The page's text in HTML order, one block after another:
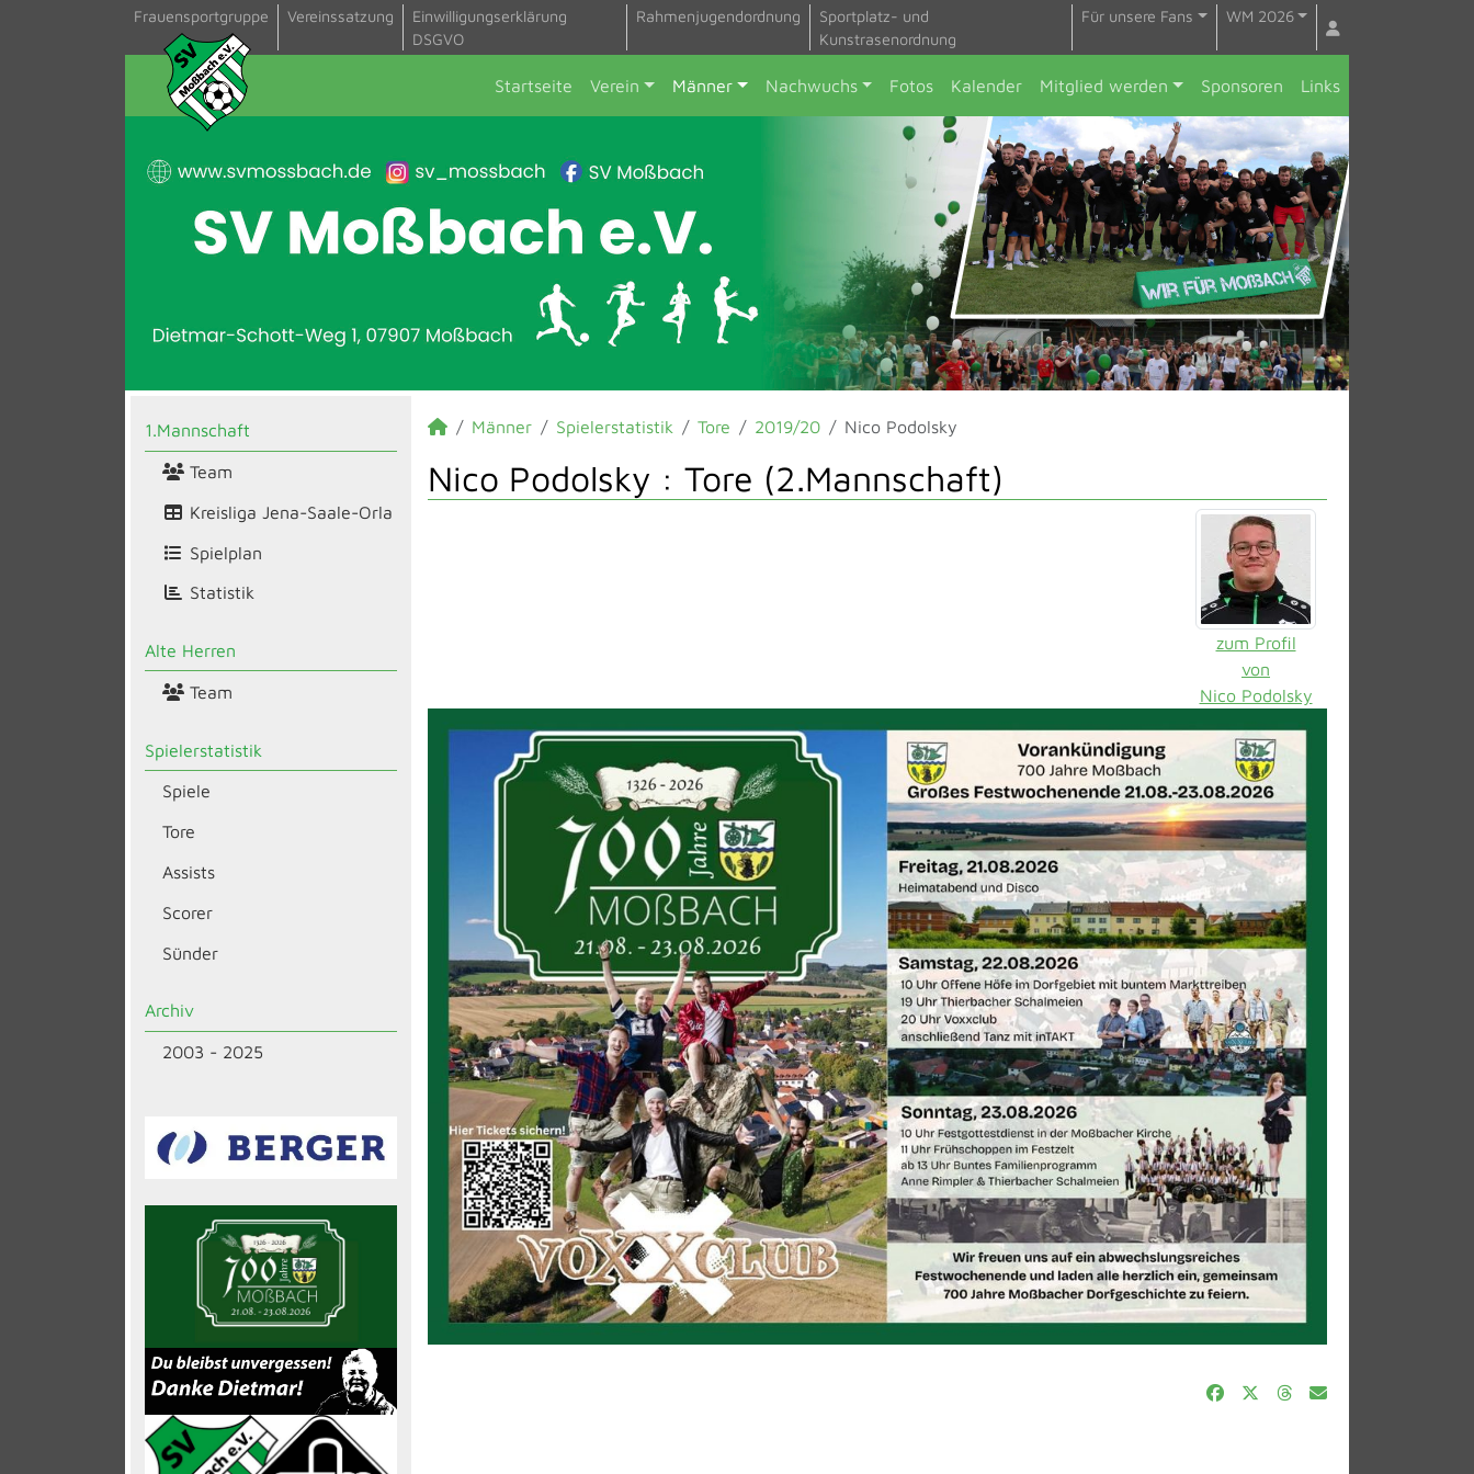
Frauensportgruppe Vereinssatzung
Einwilligungserklärung
DSGVO
Rahmenjugendordnung
Sportplatz- und
Kunstrasenordnung
Für unsere Fans WM 2026
Startseite Verein Männer Nachwuchs Fotos Kalender Mitglied werden Sponsoren Links
1.Mannschaft
Team
Kreisliga Jena-Saale-Orla
Spielplan
Statistik
Alte Herren
Team
Spielerstatistik
Spiele
Tore
Assists
Scorer
Sünder
Archiv
2003 - 2025
Männer Spielerstatistik Tore 2019/20 Nico Podolsky
Nico Podolsky : Tore (2.Mannschaft)
zum Profil
von
Nico Podolsky